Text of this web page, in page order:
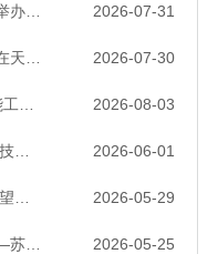
新实践 2026-07-31
泛关注 2026-07-30
级 2026-08-03
境 2026-06-01
会 2026-05-29
满落幕 2026-05-25